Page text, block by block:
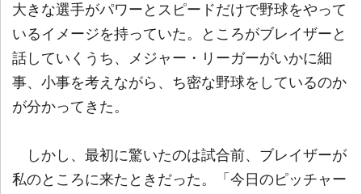
大きな選手がパワーとスピードだけで野球をやって
いるイメージを持っていた。ところがブレイザーと
話していくうち、メジャー・リーガーがいかに細
事、小事を考えながら、ち密な野球をしているのか
が分かってきた。
しかし、最初に驚いたのは試合前、ブレイザーが
私のところに来たときだった。「今日のピッチャー